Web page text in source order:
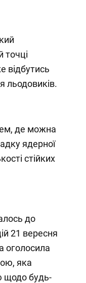
точці
відбутись
льодовиків.
де можна
ядерної
стійких
до
21 вересня
оголосила
яка
щодо будь-